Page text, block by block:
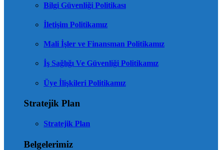
Bilgi Güvenliği Politikası
İletişim Politikamız
Mali İşler ve Finansman Politikamız
İş Sağlığı Ve Güvenliği Politikamız
Üye İlişkileri Politikamız
Stratejik Plan
Stratejik Plan
Belgelerimiz